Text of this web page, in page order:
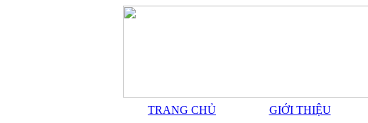
TRANG CHỦ GIỚI THIỆU